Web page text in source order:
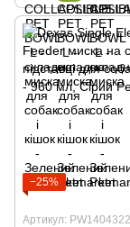
−25%
Артикул: